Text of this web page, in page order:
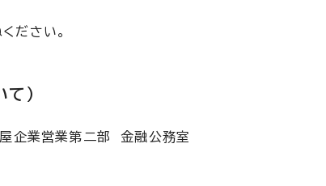
ださい。
）
屋企業営業第二部 金融公務室